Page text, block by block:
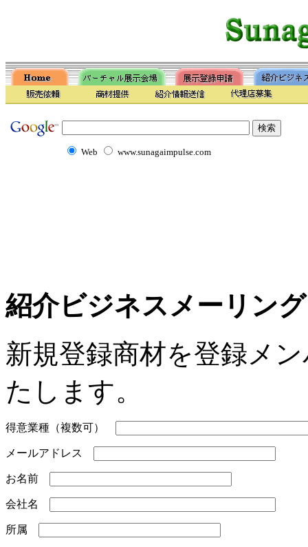
Web www.sunagaimpulse.com
紹介ビジネスメーリン
新規登録商材を登録メ
たします。
得意業種（複数可）
メールアドレス
お名前
会社名
所属